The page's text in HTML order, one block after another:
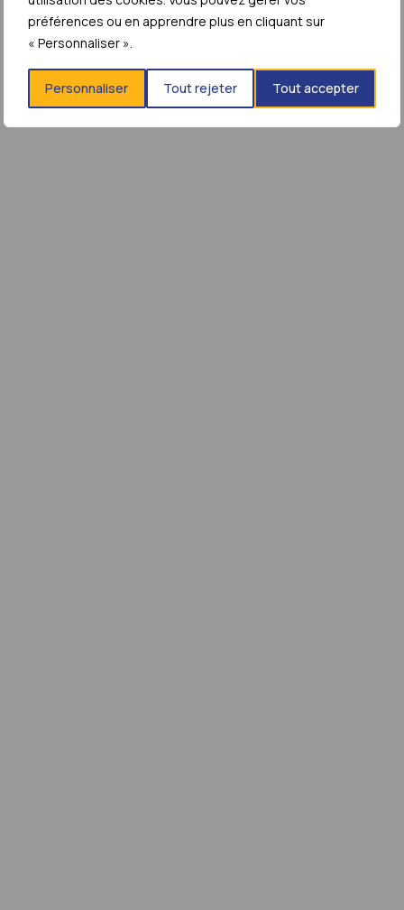
préférences ou en apprendre plus en cliquant sur
« Personnaliser ».
Personnaliser Tout rejeter Tout accepter